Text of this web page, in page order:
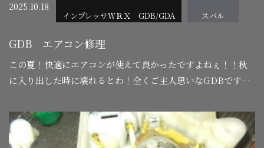
2025.10.18
インプレッサＷＲＸ GDB/GDA スバル
GDB エアコン修理
この夏！快適にエアコンが使えて良かったですよねぇ！！秋
に入り出した時に壊れるとわ！全くご主人思いなGDBです。
以上又は１０…